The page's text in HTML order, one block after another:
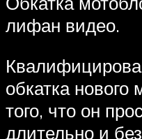
лифан видео.
обкатка нового
того, что он
длительно и